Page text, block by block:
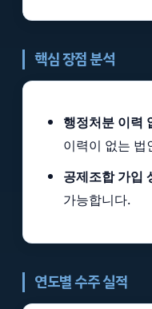
핵심 장점 분석
행정처분 이력
이력이 없는 법
공제조합 가입
가능합니다.
연도별 수주 실적